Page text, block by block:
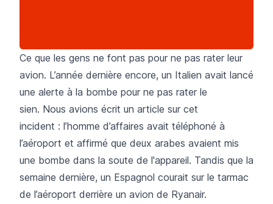
Ce que les gens ne font pas pour ne pas rater leur
avion. L’année dernière encore, un Italien avait lancé
une alerte à la bombe pour ne pas rater le
sien. Nous avions écrit un article sur cet
incident : l’homme d’affaires avait téléphoné à
l’aéroport et affirmé que deux arabes avaient mis
une bombe dans la soute de l'appareil. Tandis que la
semaine dernière, un Espagnol courait sur le tarmac
de l’aéroport derrière un avion de Ryanair.